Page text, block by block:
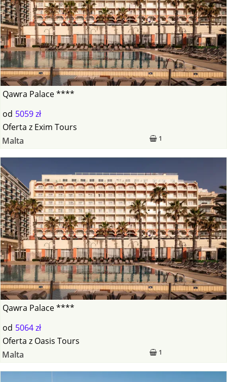
Qawra Palace ****
od 5059 zł
1
Oferta z Exim Tours
Malta
Qawra Palace ****
od 5064 zł
1
Oferta z Oasis Tours
Malta